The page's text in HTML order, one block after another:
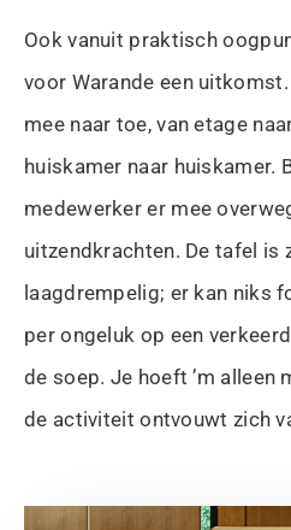
Ook vanuit praktisch
voor Warande een uitkomst.
mee naar toe, van etage
huiskamer naar huiskamer.
medewerker er mee
uitzendkrachten. De tafel is
laagdrempelig; er kan niks
per ongeluk op een
de soep. Je hoeft ’m alleen
de activiteit ontvouwt zich